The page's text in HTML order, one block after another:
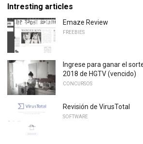
Intresting articles
Emaze Review
FREEBIES
Ingrese para ganar el
2018 de HGTV (vencido)
CONCURSOS
Revisión de VirusTotal
SOFTWARE